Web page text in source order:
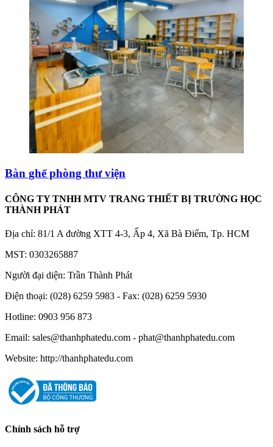
Bàn ghế phòng thư viện
CÔNG TY TNHH MTV TRANG THIẾT BỊ TRƯỜNG HỌC
THÀNH PHÁT
Địa chỉ: 81/1 A đường XTT 4-3, Ấp 4, Xã Bà Điểm, Tp. HCM
MST: 0303265887
Người đại diện: Trần Thành Phát
Điện thoại: (028) 6259 5983 - Fax: (028) 6259 5930
Hotline: 0903 956 873
Email: sales@thanhphatedu.com - phat@thanhphatedu.com
Website: http://thanhphatedu.com
Chính sách hỗ trợ